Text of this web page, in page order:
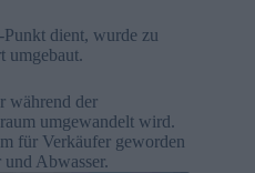
dient, wurde zu
umgebaut.
während der
umgewandelt wird.
für Verkäufer geworden
und Abwasser.